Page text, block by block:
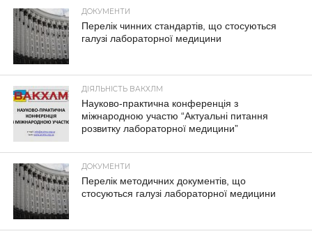
ДОКУМЕНТИ
Перелік чинних стандартів, що стосуються
галузі лабораторної медицини
ДІЯЛЬНІСТЬ ВАКХЛМ
Науково-практична конференція з
міжнародною участю “Актуальні питання
розвитку лабораторної медицини”
ДОКУМЕНТИ
Перелік методичних документів, що
стосуються галузі лабораторної медицини